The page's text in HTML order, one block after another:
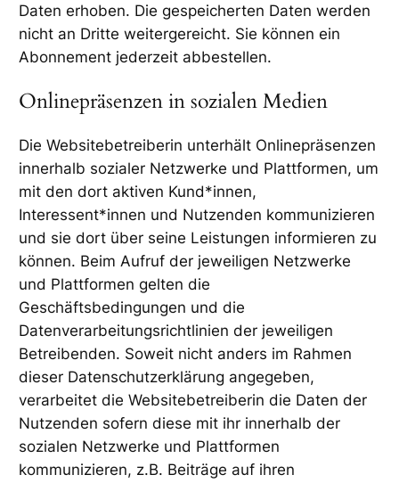
Daten erhoben. Die gespeicherten Daten werden
nicht an Dritte weitergereicht. Sie können ein
Abonnement jederzeit abbestellen.
Onlinepräsenzen in sozialen Medien
Die Websitebetreiberin unterhält Onlinepräsenzen
innerhalb sozialer Netzwerke und Plattformen, um
mit den dort aktiven Kund*innen,
Interessent*innen und Nutzenden kommunizieren
und sie dort über seine Leistungen informieren zu
können. Beim Aufruf der jeweiligen Netzwerke
und Plattformen gelten die
Geschäftsbedingungen und die
Datenverarbeitungsrichtlinien der jeweiligen
Betreibenden. Soweit nicht anders im Rahmen
dieser Datenschutzerklärung angegeben,
verarbeitet die Websitebetreiberin die Daten der
Nutzenden sofern diese mit ihr innerhalb der
sozialen Netzwerke und Plattformen
kommunizieren, z.B. Beiträge auf ihren